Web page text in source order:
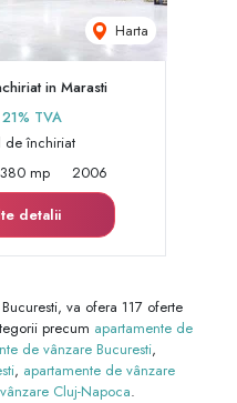
Harta
in Marasti
TVA
de închiriat
380 mp
2006
detalii
va ofera 117 oferte
precum apartamente de
de vânzare Bucuresti,
, apartamente de vânzare
Cluj-Napoca.